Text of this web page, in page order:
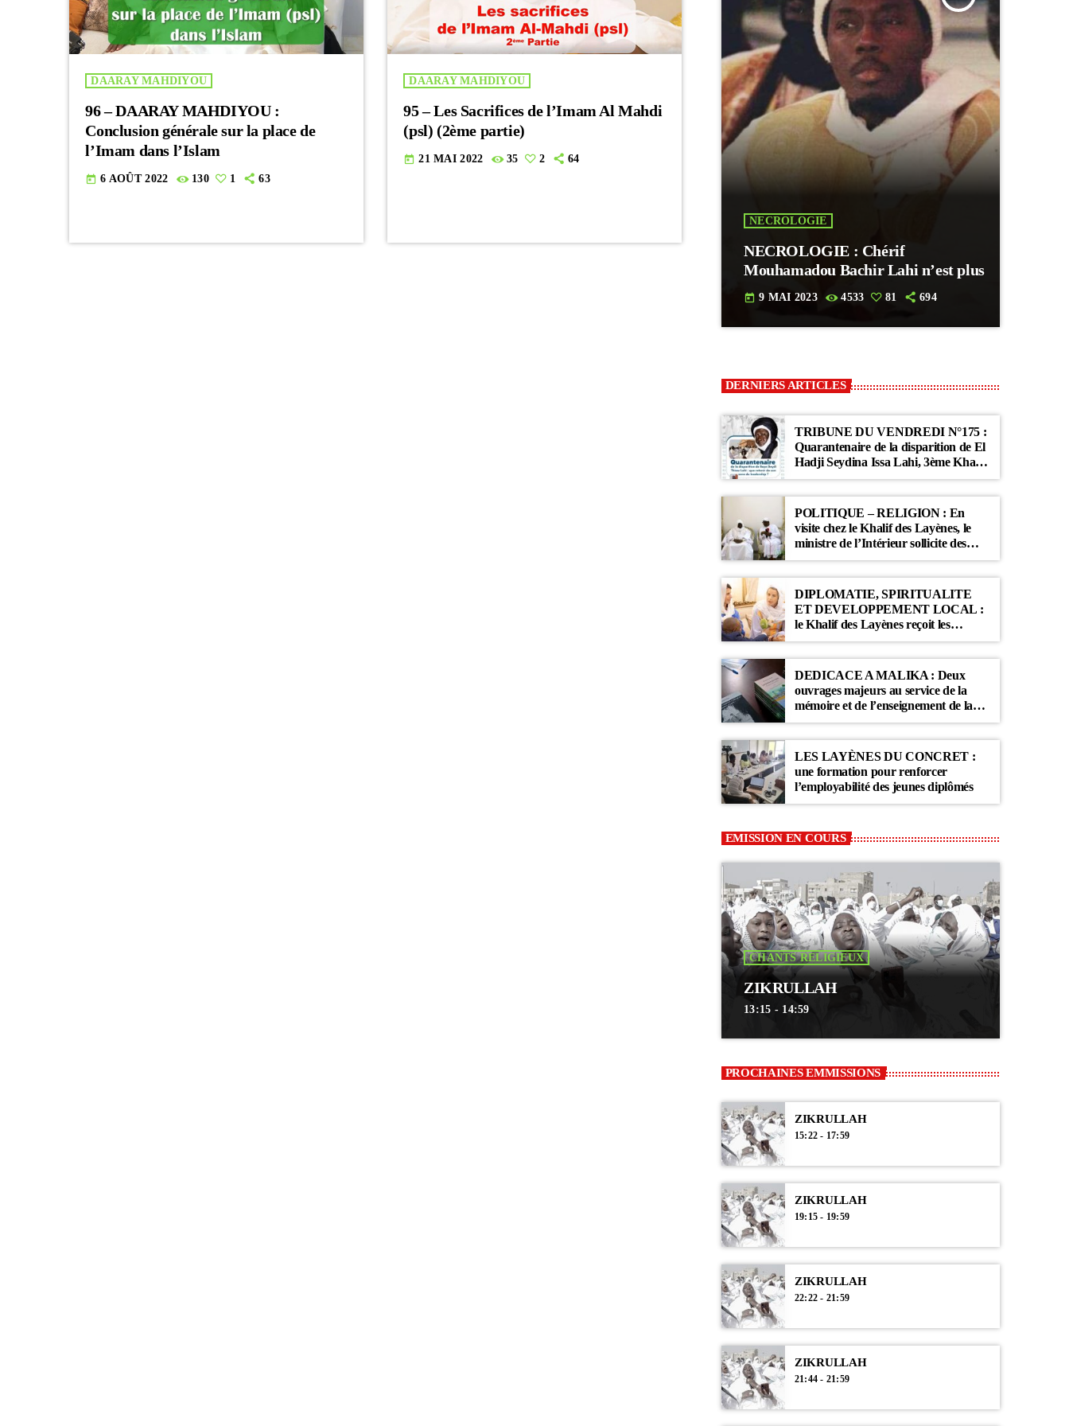
DAARAY MAHDIYOU
96 – DAARAY MAHDIYOU :
Conclusion générale sur la place de
l’Imam dans l’Islam
today 6 AOÛT 2022 130 1 63
DAARAY MAHDIYOU
95 – Les Sacrifices de l’Imam Al Mahdi
(psl) (2ème partie)
today 21 MAI 2022 35 2 64
NECROLOGIE
NECROLOGIE : Chérif
Mouhamadou Bachir Lahi n’est plus
today 9 MAI 2023 4533 81 694
DERNIERS ARTICLES
TRIBUNE DU VENDREDI N°175 :
Quarantenaire de la disparition de El
Hadji Seydina Issa Lahi, 3ème Khalif
des Ahloulahi
POLITIQUE – RELIGION : En
visite chez le Khalif des Layènes, le
ministre de l’Intérieur sollicite des
prières pour le Sénégal
DIPLOMATIE, SPIRITUALITE
ET DEVELOPPEMENT LOCAL :
le Khalif des Layènes reçoit les
ambassadrices de Belgique et des
Pays-Bas
DEDICACE A MALIKA : Deux
ouvrages majeurs au service de la
mémoire et de l’enseignement de la
Communauté Layène
LES LAYÈNES DU CONCRET :
une formation pour renforcer
l’employabilité des jeunes diplômés
EMISSION EN COURS
CHANTS RELIGIEUX
ZIKRULLAH
13:15 - 14:59
PROCHAINES EMMISSIONS
ZIKRULLAH
15:22 - 17:59
ZIKRULLAH
19:15 - 19:59
ZIKRULLAH
22:22 - 21:59
ZIKRULLAH
21:44 - 21:59